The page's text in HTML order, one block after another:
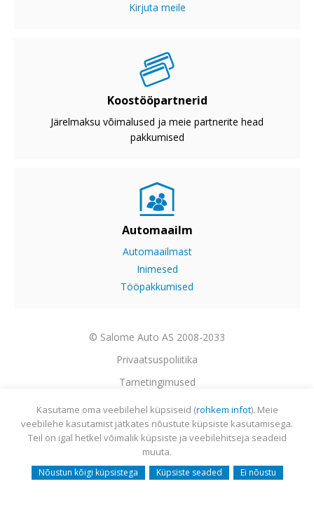
Kirjuta meile
Koostööpartnerid
Järelmaksu võimalused ja meie partnerite head
pakkumised
Automaailm
Automaailmast
Inimesed
Tööpakkumised
© Salome Auto AS 2008-2033
Privaatsuspoliitika
Tarnetingimused
Garantii
Utiliseerimine
Sisukaart
Webmail
Kasutame oma veebilehel küpsiseid (rohkem infot). Meie
veebilehe kasutamist jätkates nõustute küpsiste kasutamisega.
Teil on igal hetkel võimalik küpsiste ja veebilehitseja seadeid
muuta.
Nõustun kõigi küpsistega Küpsiste seaded Ei nõustu